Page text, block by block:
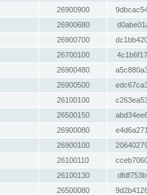
26900900
26900680
26900700
26700100
26900480
26900500
26100100
26500150
26900080
26900100
26100110
26100130
26500080